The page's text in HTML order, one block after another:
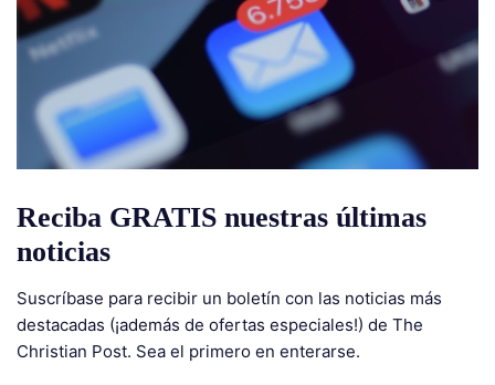
Reciba GRATIS nuestras últimas
noticias
Suscríbase para recibir un boletín con las noticias más
destacadas (¡además de ofertas especiales!) de The
Christian Post. Sea el primero en enterarse.